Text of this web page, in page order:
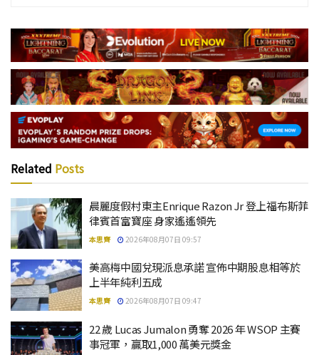
Related Posts
晨麗度假村東主Enrique Razon Jr 登上福布斯菲
律賓首富寶座 身家遙遙領先
本思齊 2026年08月07日 09:57
美高梅中國兌現派息承諾 宣佈中期股息相等於
上半年純利五成
本思齊 2026年08月07日 09:47
22 歲 Lucas Jumalon 勇奪 2026 年 WSOP 主賽
事冠軍，贏取1,000 萬美元獎金